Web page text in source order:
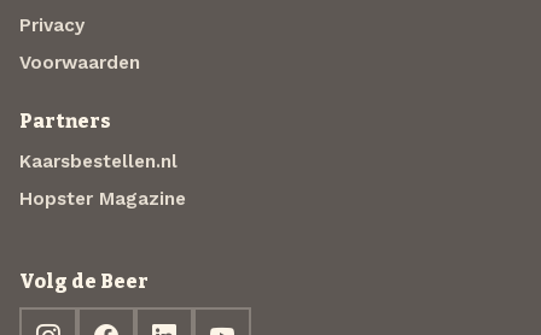
Privacy
Voorwaarden
Partners
Kaarsbestellen.nl
Hopster Magazine
Volg de Beer